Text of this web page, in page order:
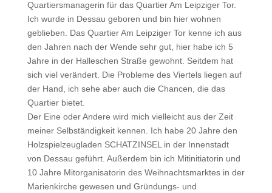
Quartiersmanagerin für das Quartier Am Leipziger Tor.
Ich wurde in Dessau geboren und bin hier wohnen
geblieben. Das Quartier Am Leipziger Tor kenne ich aus
den Jahren nach der Wende sehr gut, hier habe ich 5
Jahre in der Halleschen Straße gewohnt. Seitdem hat
sich viel verändert. Die Probleme des Viertels liegen auf
der Hand, ich sehe aber auch die Chancen, die das
Quartier bietet.
Der Eine oder Andere wird mich vielleicht aus der Zeit
meiner Selbständigkeit kennen. Ich habe 20 Jahre den
Holzspielzeugladen SCHATZINSEL in der Innenstadt
von Dessau geführt. Außerdem bin ich Mitinitiatorin und
10 Jahre Mitorganisatorin des Weihnachtsmarktes in der
Marienkirche gewesen und Gründungs- und